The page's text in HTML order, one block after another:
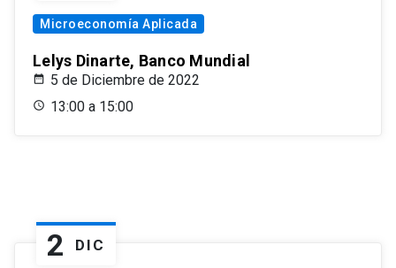
Microeconomía Aplicada
Lelys Dinarte, Banco Mundial
5 de Diciembre de 2022
13:00 a 15:00
2 DIC